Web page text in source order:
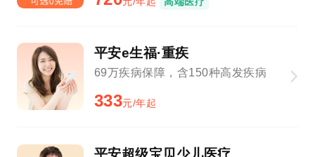
平安e生福·重疾
69万疾病保障，含150种高发疾病
333元/年起
平安超级宝贝少儿医疗